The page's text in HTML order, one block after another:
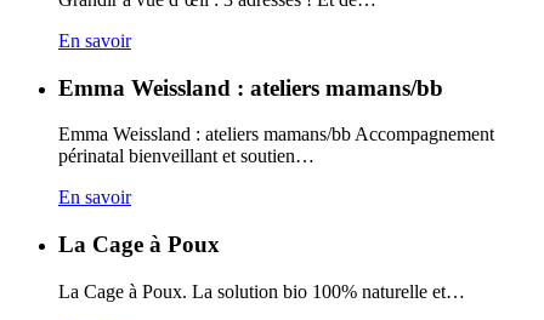
En savoir
Emma Weissland : ateliers mamans/bb
Emma Weissland : ateliers mamans/bb Accompagnement
périnatal bienveillant et soutien…
En savoir
La Cage à Poux
La Cage à Poux. La solution bio 100% naturelle et…